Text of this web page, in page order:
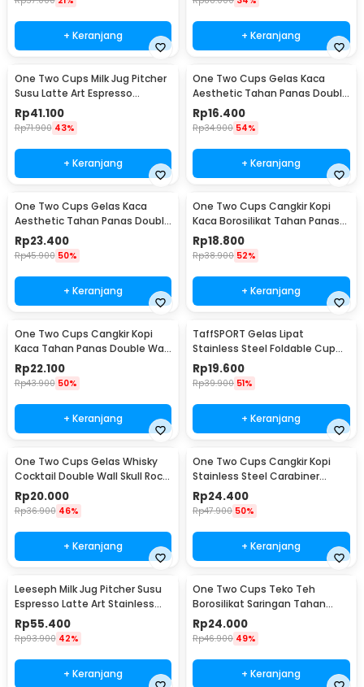
+ Keranjang + Keranjang
One Two Cups Milk Jug Pitcher
Susu Latte Art Espresso
Stainless Steel 350ml - 10084
Rp41.100
Rp71.900 43%
+ Keranjang
One Two Cups Gelas Kaca
Aesthetic Tahan Panas Double
Wall Glass 250ml - PLY1704
Rp16.400
Rp34.900 54%
+ Keranjang
One Two Cups Gelas Kaca
Aesthetic Tahan Panas Double
Wall Glass 433ml - PLY1704
Rp23.400
Rp45.900 50%
+ Keranjang
One Two Cups Cangkir Kopi
Kaca Borosilikat Tahan Panas
Double Wall Cup 160ml
Rp18.800
Rp38.900 52%
+ Keranjang
One Two Cups Cangkir Kopi
Kaca Tahan Panas Double Wall
Cup 180ml - DOME240
Rp22.100
Rp43.900 50%
+ Keranjang
TaffSPORT Gelas Lipat
Stainless Steel Foldable Cup
Carabiner 240ml - F180
Rp19.600
Rp39.900 51%
+ Keranjang
One Two Cups Gelas Whisky
Cocktail Double Wall Skull Rock
Glass 150ml - SG-02
Rp20.000
Rp36.900 46%
+ Keranjang
One Two Cups Cangkir Kopi
Stainless Steel Carabiner
Camping Cup 220ml - C125
Rp24.400
Rp47.900 50%
+ Keranjang
Leeseph Milk Jug Pitcher Susu
Espresso Latte Art Stainless
Steel 600ml - L-2016
Rp55.400
Rp93.900 42%
+ Keranjang
One Two Cups Teko Teh
Borosilikat Saringan Tahan
Panas Teapot 500ml - TP-757
Rp24.000
Rp46.900 49%
+ Keranjang